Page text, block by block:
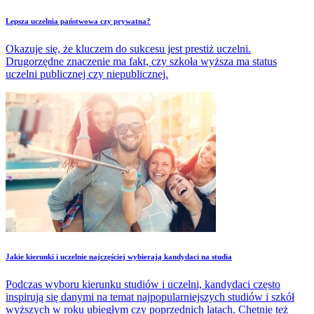
Lepsza uczelnia państwowa czy prywatna?
Okazuje się, że kluczem do sukcesu jest prestiż uczelni.
Drugorzędne znaczenie ma fakt, czy szkoła wyższa ma status
uczelni publicznej czy niepublicznej.
Jakie kierunki i uczelnie najczęściej wybierają kandydaci na studia
Podczas wyboru kierunku studiów i uczelni, kandydaci często
inspirują się danymi na temat najpopularniejszych studiów i szkół
wyższych w roku ubiegłym czy poprzednich latach. Chetnie też